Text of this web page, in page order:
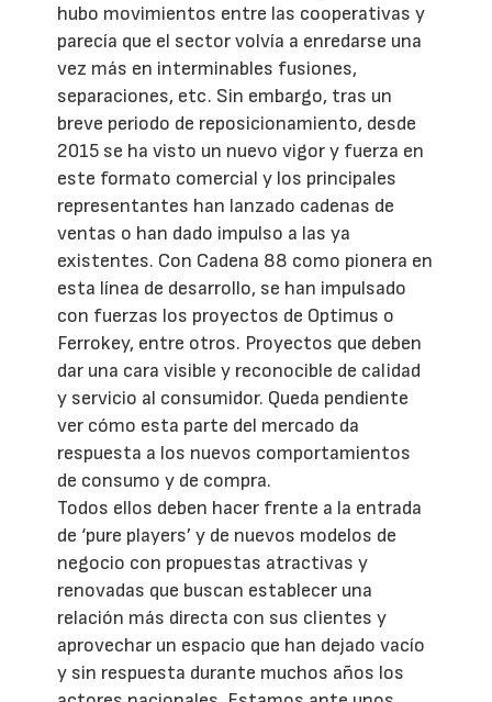
hubo movimientos entre las cooperativas y
parecía que el sector volvía a enredarse una
vez más en interminables fusiones,
separaciones, etc. Sin embargo, tras un
breve periodo de reposicionamiento, desde
2015 se ha visto un nuevo vigor y fuerza en
este formato comercial y los principales
representantes han lanzado cadenas de
ventas o han dado impulso a las ya
existentes. Con Cadena 88 como pionera en
esta línea de desarrollo, se han impulsado
con fuerzas los proyectos de Optimus o
Ferrokey, entre otros. Proyectos que deben
dar una cara visible y reconocible de calidad
y servicio al consumidor. Queda pendiente
ver cómo esta parte del mercado da
respuesta a los nuevos comportamientos
de consumo y de compra.
Todos ellos deben hacer frente a la entrada
de ‘pure players’ y de nuevos modelos de
negocio con propuestas atractivas y
renovadas que buscan establecer una
relación más directa con sus clientes y
aprovechar un espacio que han dejado vacío
y sin respuesta durante muchos años los